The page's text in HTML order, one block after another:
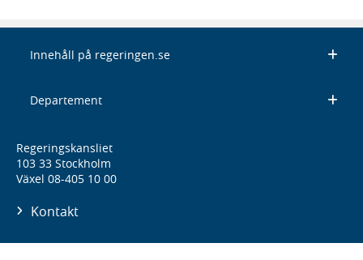
Innehåll på regeringen.se
Departement
Regeringskansliet
103 33 Stockholm
Växel 08-405 10 00
Kontakt